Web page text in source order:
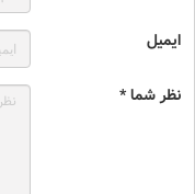
ایمیل
نظر شما *